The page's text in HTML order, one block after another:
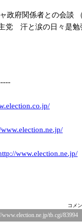
政府関係者との会談
汗と涙の日々是勉
-
tion.co.jp/
tion.ne.jp/
www.election.ne.jp/
コメ
www.election.ne.jp/tb.cgi/83994